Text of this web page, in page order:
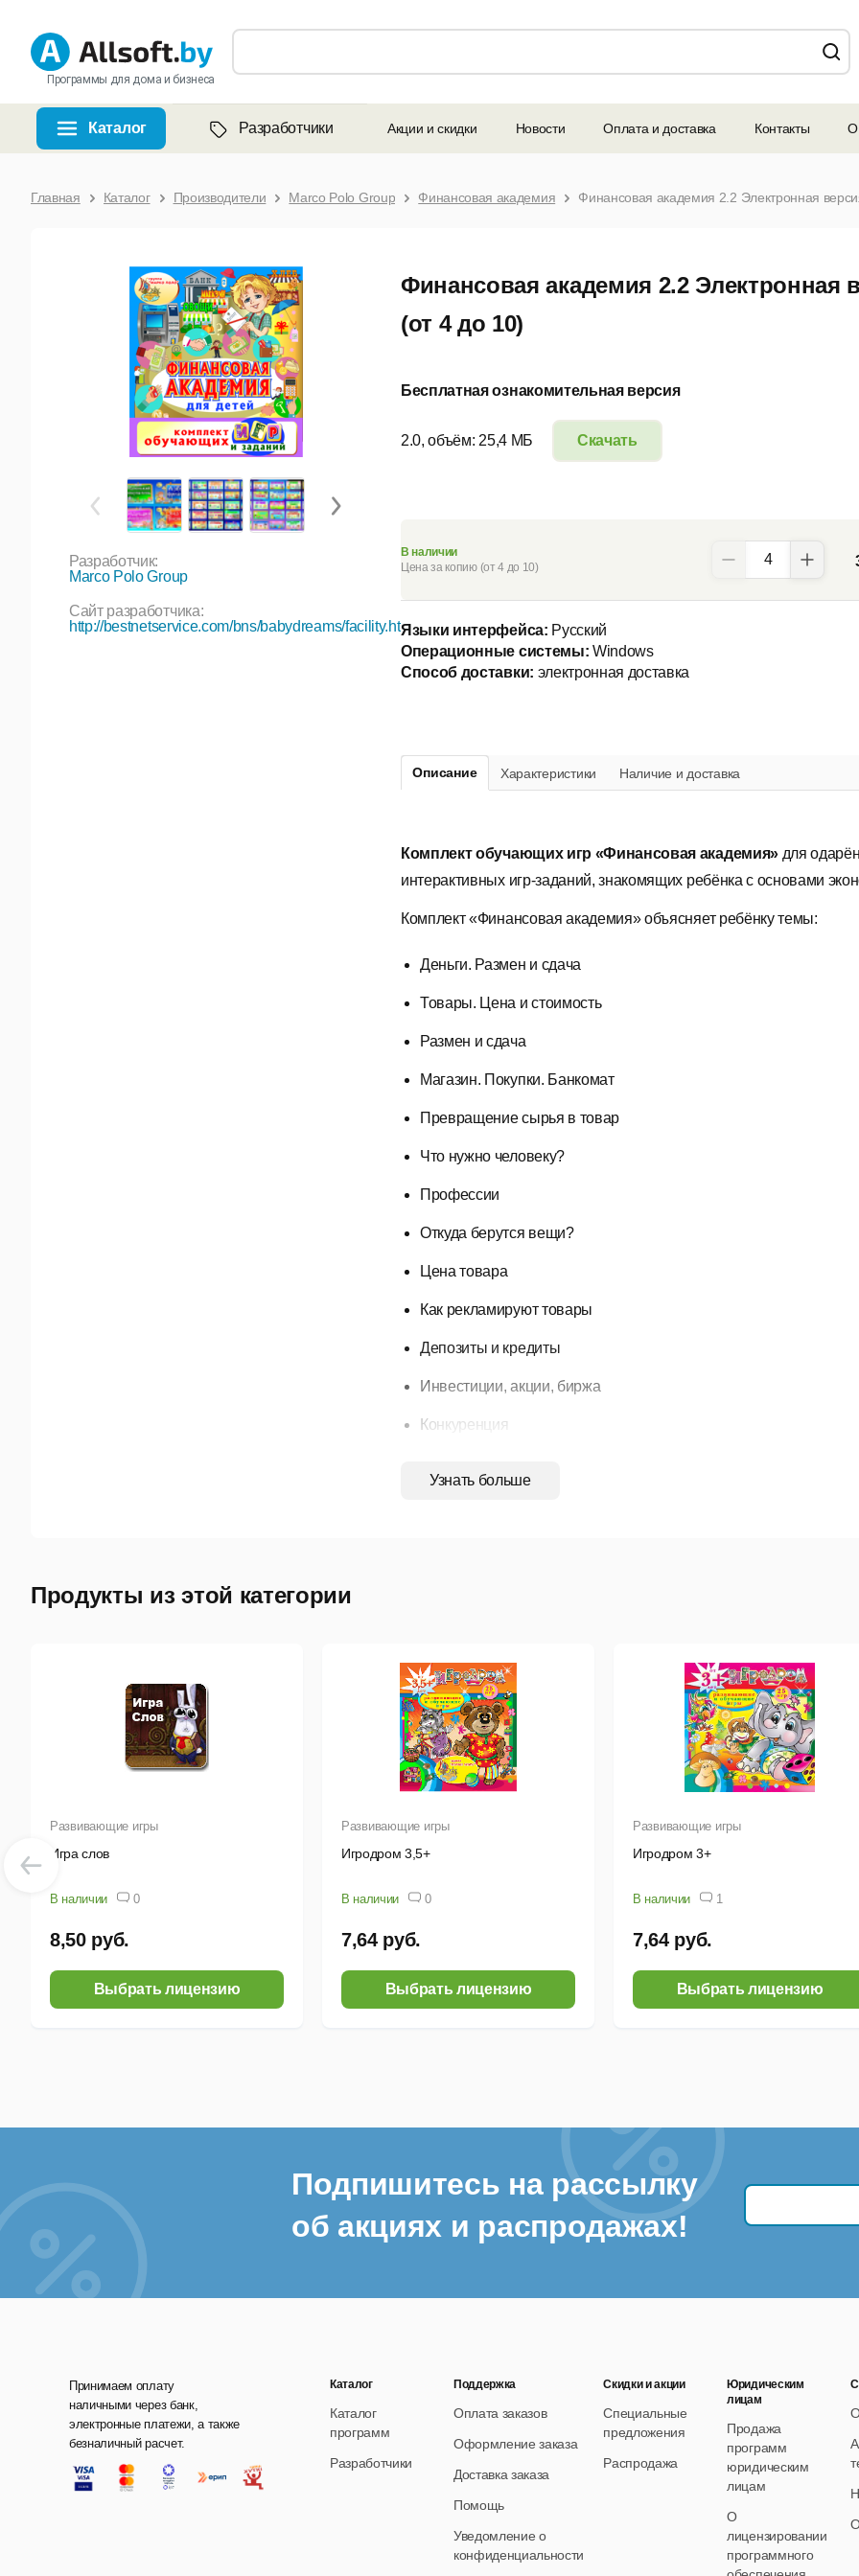
Программы для дома и бизнеса
Каталог Разработчики Акции и скидки Новости Оплата и доставка Контакты О
Главная Каталог Производители Marco Polo Group Финансовая академия Финансовая академия 2.2 Электронная
Финансовая академия 2.2 Электронная
(от 4 до 10)
Разработчик:
Marco Polo Group
Сайт разработчика:
http://bestnetservice.com/bns/babydreams/facility.htm
Бесплатная ознакомительная версия
Скачать
2.0, объём: 25,4 МБ
Описание Характеристики Наличие и доставка
Комплект обучающих игр «Финансовая академия»для
интерактивных игр-заданий, знакомящих ребёнка с основами
Комплект «Финансовая академия» объясняет ребёнку темы:
Деньги. Размен и сдача
Товары. Цена и стоимость
Размен и сдача
Магазин. Покупки. Банкомат
Превращение сырья в товар
Что нужно человеку?
Профессии
Откуда берутся вещи?
Цена товара
Как рекламируют товары
Депозиты и кредиты
Инвестиции, акции, биржа
Конкуренция
Узнать больше
В наличии
Цена за копию (от 4 до 10)
Языки интерфейса: Русский
Операционные системы: Windows
Способ доставки: электронная доставка
Продукты из этой категории
Развивающие игры
Игра слов
В наличии 0
8,50 руб.
Выбрать лицензию
Развивающие игры
Игродром 3,5+
В наличии 0
7,64 руб.
Выбрать лицензию
Развивающие игры
Игродром 3+
В наличии 1
7,64 руб.
Выбрать лицензию
Подпишитесь на рассылку
об акциях и распродажах!
Принимаем оплату
наличными через банк,
электронные платежи, а также
безналичный расчет.
Каталог
Каталог
программ
Разработчики
Поддержка
Оплата заказов
Оформление заказа
Доставка заказа
Помощь
Уведомление о
конфиденциальности
Скидки и акции
Специальные
предложения
Распродажа
Юридическим
лицам
Продажа
программ
юридическим
лицам
О
лицензировании
программного